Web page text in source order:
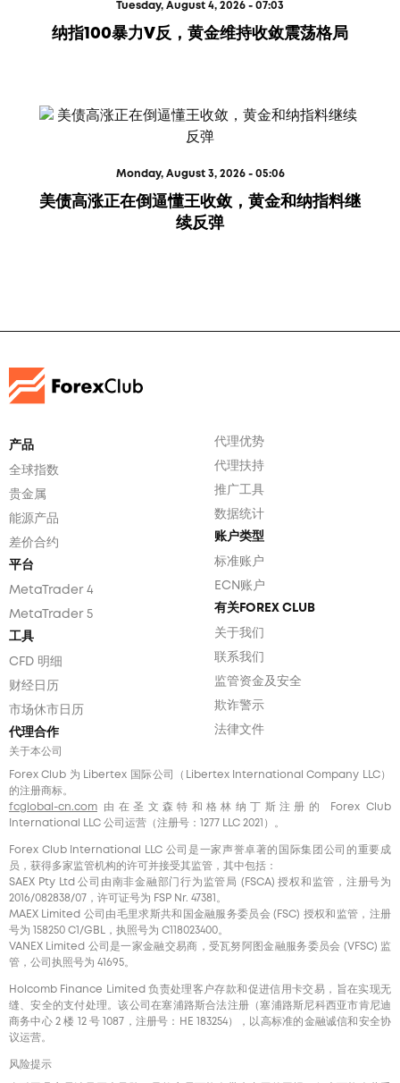
Tuesday, August 4, 2026 - 07:03
纳指100暴力V反，黄金维持收敛震荡格局
Monday, August 3, 2026 - 05:06
美债高涨正在倒逼懂王收敛，黄金和纳指料继
续反弹
产品
全球指数
贵金属
能源产品
差价合约
平台
MetaTrader 4
MetaTrader 5
工具
CFD 明细
财经日历
市场休市日历
代理合作
代理优势
代理扶持
推广工具
数据统计
账户类型
标准账户
ECN账户
有关FOREX CLUB
关于我们
联系我们
监管资金及安全
欺诈警示
法律文件
关于本公司
Forex Club 为 Libertex 国际公司（Libertex International Company LLC）
的注册商标。
fcglobal-cn.com 由在圣文森特和格林纳丁斯注册的 Forex Club
International LLC 公司运营（注册号：1277 LLC 2021）。
Forex Club International LLC 公司是一家声誉卓著的国际集团公司的重要成
员，获得多家监管机构的许可并接受其监管，其中包括：
SAEX Pty Ltd 公司由南非金融部门行为监管局 (FSCA) 授权和监管，注册号为
2016/082838/07，许可证号为 FSP Nr. 47381。
MAEX Limited 公司由毛里求斯共和国金融服务委员会 (FSC) 授权和监管，注册
号为 158250 C1/GBL，执照号为 С118023400。
VANEX Limited 公司是一家金融交易商，受瓦努阿图金融服务委员会 (VFSC) 监
管，公司执照号为 41695。
Holcomb Finance Limited 负责处理客户存款和促进信用卡交易，旨在实现无
缝、安全的支付处理。该公司在塞浦路斯合法注册（塞浦路斯尼科西亚市肯尼迪
商务中心 2 楼 12 号 1087，注册号：HE 183254），以高标准的金融诚信和安全协
议运营。
风险提示